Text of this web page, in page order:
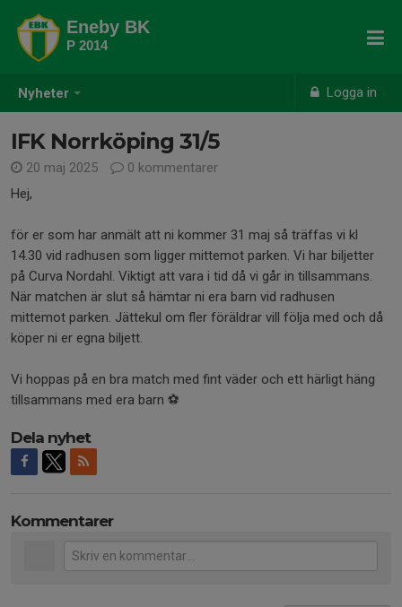
Nyheter Logga in
Eneby BK
P 2014
IFK Norrköping 31/5
20 maj 2025
0 kommentarer
Hej,
för er som har anmält att ni kommer 31 maj så träffas vi kl
14.30 vid radhusen som ligger mittemot parken. Vi har biljetter
på Curva Nordahl. Viktigt att vara i tid då vi går in tillsammans.
När matchen är slut så hämtar ni era barn vid radhusen
mittemot parken. Jättekul om fler föräldrar vill följa med och då
köper ni er egna biljett.
Vi hoppas på en bra match med fint väder och ett härligt häng
tillsammans med era barn ⚽️
Dela nyhet
Kommentarer